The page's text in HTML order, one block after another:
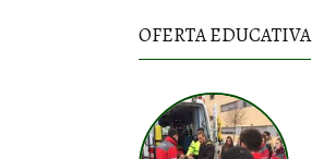
OFERTA EDUCATIVA